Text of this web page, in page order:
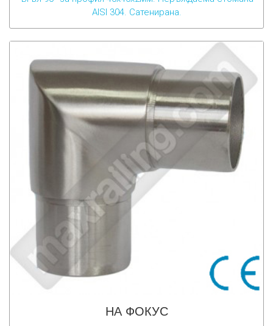
AISI 304. Сатенирана.
НА ФОКУС